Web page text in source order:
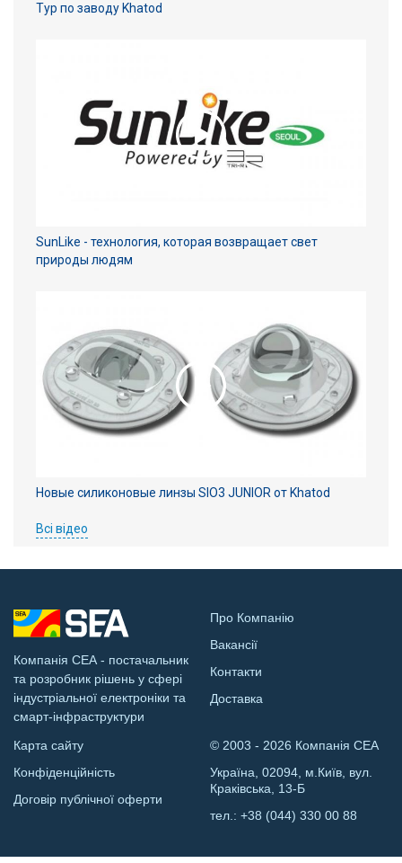
Тур по заводу Khatod
SunLike - технология, которая возвращает свет
природы людям
Новые силиконовые линзы SIO3 JUNIOR от Khatod
Всі відео
Компанія СЕА - постачальник
та розробник рішень у сфері
індустріальної електроніки та
смарт-інфраструктури
Про Компанію
Вакансії
Контакти
Доставка
Карта сайту
Конфіденційність
Договір публічної оферти
© 2003 - 2026 Компанія СЕА
Україна, 02094, м.Київ, вул.
Краківська, 13-Б
тел.: +38 (044) 330 00 88